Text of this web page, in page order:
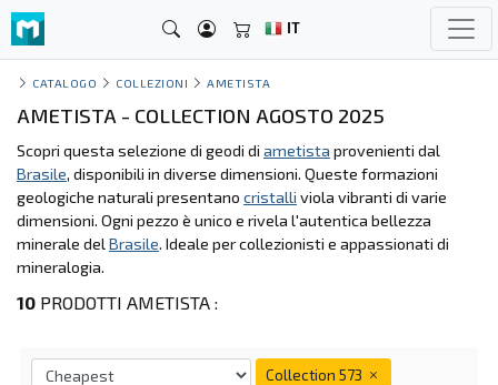
IT
CATALOGO COLLEZIONI AMETISTA
AMETISTA - COLLECTION AGOSTO 2025
Scopri questa selezione di geodi di ametista provenienti dal
Brasile, disponibili in diverse dimensioni. Queste formazioni
geologiche naturali presentano cristalli viola vibranti di varie
dimensioni. Ogni pezzo è unico e rivela l'autentica bellezza
minerale del Brasile. Ideale per collezionisti e appassionati di
mineralogia.
10 PRODOTTI AMETISTA :
Collection 573